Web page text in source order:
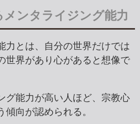
メンタライジング能力
力とは、自分の世界だけでは
世界があり心があると想像で
グ能力が高い人ほど、宗教心
傾向が認められる。